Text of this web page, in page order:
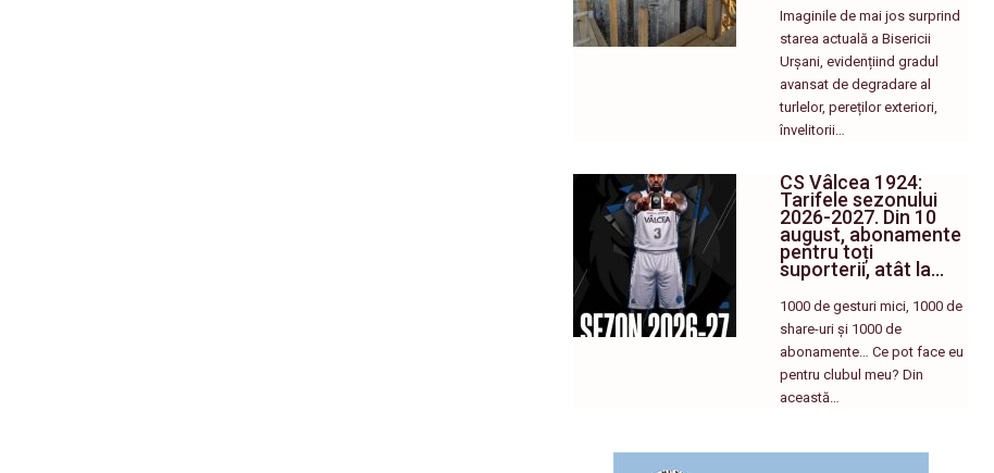
Imaginile de mai jos surprind
starea actuală a Bisericii
Urșani, evidențiind gradul
avansat de degradare al
turlelor, pereților exteriori,
învelitorii…
CS Vâlcea 1924:
Tarifele sezonului
2026-2027. Din 10
august, abonamente
pentru toți
suporterii, atât la…
1000 de gesturi mici, 1000 de
share-uri și 1000 de
abonamente… Ce pot face eu
pentru clubul meu? Din
această…